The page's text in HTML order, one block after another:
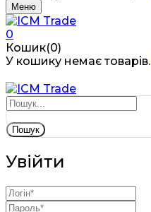
Меню
0
Кошик(0)
У кошику немає товарів.
Пошук
Увійти